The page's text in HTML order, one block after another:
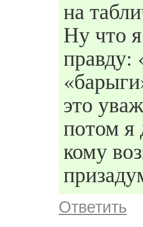
на
Ну что
правду:
это
потом я
кому
Ответить